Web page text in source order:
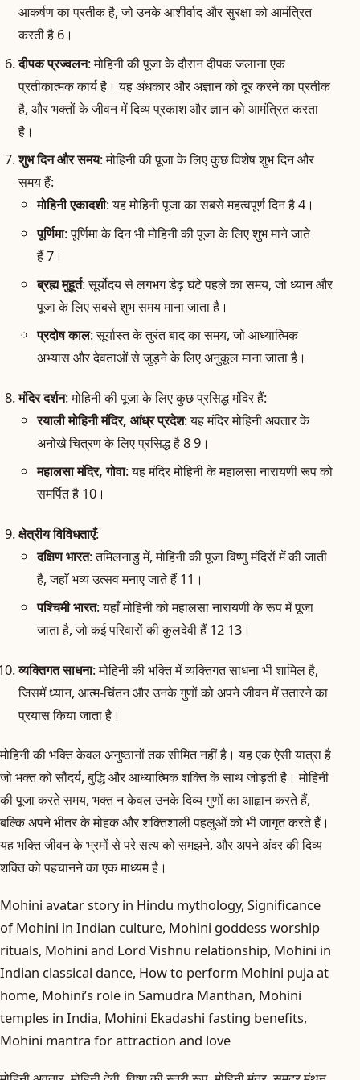
आकर्षण का प्रतीक है, जो उनके आशीर्वाद और सुरक्षा को आमंत्रित
करती है 6।
दीपक प्रज्वलन: मोहिनी की पूजा के दौरान दीपक जलाना एक
प्रतीकात्मक कार्य है। यह अंधकार और अज्ञान को दूर करने का प्रतीक
है, और भक्तों के जीवन में दिव्य प्रकाश और ज्ञान को आमंत्रित करता
है।
शुभ दिन और समय: मोहिनी की पूजा के लिए कुछ विशेष शुभ दिन और
समय हैं:
मोहिनी एकादशी: यह मोहिनी पूजा का सबसे महत्वपूर्ण दिन है 4।
पूर्णिमा: पूर्णिमा के दिन भी मोहिनी की पूजा के लिए शुभ माने जाते
हैं 7।
ब्रह्म मुहूर्त: सूर्योदय से लगभग डेढ़ घंटे पहले का समय, जो ध्यान और
पूजा के लिए सबसे शुभ समय माना जाता है।
प्रदोष काल: सूर्यास्त के तुरंत बाद का समय, जो आध्यात्मिक
अभ्यास और देवताओं से जुड़ने के लिए अनुकूल माना जाता है।
मंदिर दर्शन: मोहिनी की पूजा के लिए कुछ प्रसिद्ध मंदिर हैं:
रयाली मोहिनी मंदिर, आंध्र प्रदेश: यह मंदिर मोहिनी अवतार के
अनोखे चित्रण के लिए प्रसिद्ध है 8 9।
महालसा मंदिर, गोवा: यह मंदिर मोहिनी के महालसा नारायणी रूप को
समर्पित है 10।
क्षेत्रीय विविधताएँ:
दक्षिण भारत: तमिलनाडु में, मोहिनी की पूजा विष्णु मंदिरों में की जाती
है, जहाँ भव्य उत्सव मनाए जाते हैं 11।
पश्चिमी भारत: यहाँ मोहिनी को महालसा नारायणी के रूप में पूजा
जाता है, जो कई परिवारों की कुलदेवी हैं 12 13।
व्यक्तिगत साधना: मोहिनी की भक्ति में व्यक्तिगत साधना भी शामिल है,
जिसमें ध्यान, आत्म-चिंतन और उनके गुणों को अपने जीवन में उतारने का
प्रयास किया जाता है।
मोहिनी की भक्ति केवल अनुष्ठानों तक सीमित नहीं है। यह एक ऐसी यात्रा है
जो भक्त को सौंदर्य, बुद्धि और आध्यात्मिक शक्ति के साथ जोड़ती है। मोहिनी
की पूजा करते समय, भक्त न केवल उनके दिव्य गुणों का आह्वान करते हैं,
बल्कि अपने भीतर के मोहक और शक्तिशाली पहलुओं को भी जागृत करते हैं।
यह भक्ति जीवन के भ्रमों से परे सत्य को समझने, और अपने अंदर की दिव्य
शक्ति को पहचानने का एक माध्यम है।
Mohini avatar story in Hindu mythology, Significance
of Mohini in Indian culture, Mohini goddess worship
rituals, Mohini and Lord Vishnu relationship, Mohini in
Indian classical dance, How to perform Mohini puja at
home, Mohini’s role in Samudra Manthan, Mohini
temples in India, Mohini Ekadashi fasting benefits,
Mohini mantra for attraction and love